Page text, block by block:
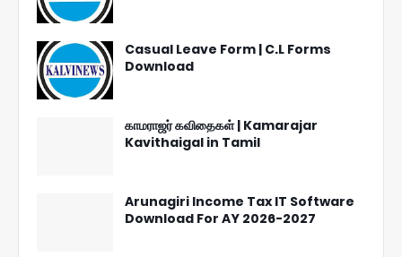
Casual Leave Form | C.L Forms
Download
காமராஜர் கவிதைகள் | Kamarajar
Kavithaigal in Tamil
Arunagiri Income Tax IT Software
Download For AY 2026-2027